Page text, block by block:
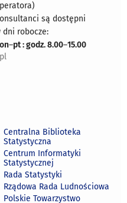
są dostępni
dni robocze:
–pt : godz. 8.00–15.00
Centralna Biblioteka
Statystyczna
Centrum Informatyki
Statystycznej
Rada Statystyki
Rządowa Rada Ludnościowa
Polskie Towarzystwo